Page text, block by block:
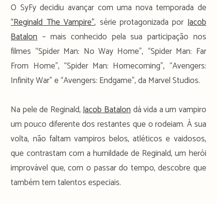
O SyFy decidiu avançar com uma nova temporada de
“Reginald The Vampire”, série protagonizada por Jacob
Batalon– mais conhecido pela sua participação nos
filmes “Spider Man: No Way Home”, “Spider Man: Far
From Home”, “Spider Man: Homecoming”, “Avengers:
Infinity War” e “Avengers: Endgame”, da Marvel Studios.
Na pele de Reginald,Jacob Batalondá vida a um vampiro
um pouco diferente dos restantes que o rodeiam. À sua
volta, não faltam vampiros belos, atléticos e vaidosos,
que contrastam com a humildade de Reginald, um herói
improvável que, com o passar do tempo, descobre que
também tem talentos especiais.